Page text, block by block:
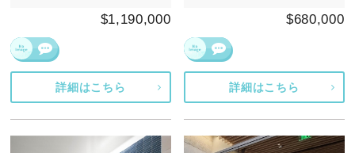
$1,190,000
詳細はこちら
$680,000
詳細はこちら